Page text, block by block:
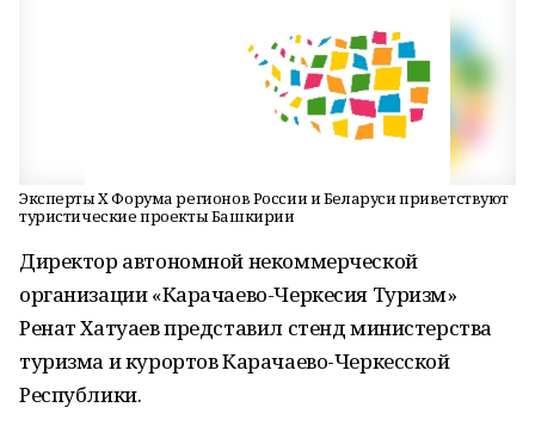
Эксперты X Форума регионов России и Беларуси приветствуют
туристические проекты Башкирии
Директор автономной некоммерческой
организации «Карачаево-Черкесия Туризм»
Ренат Хатуаев представил стенд министерства
туризма и курортов Карачаево-Черкесской
Республики.